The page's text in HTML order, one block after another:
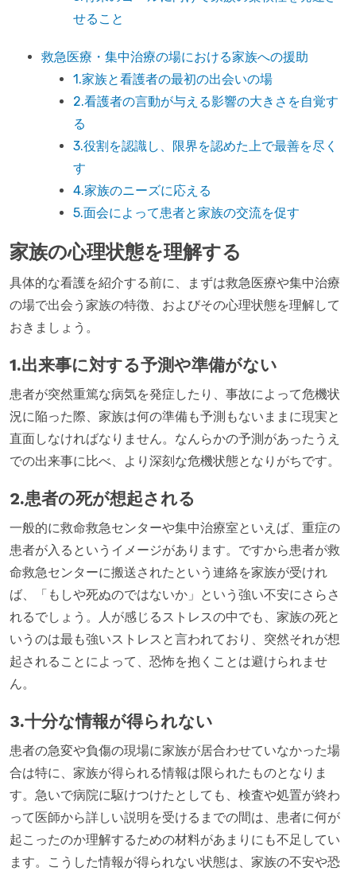
せること
救急医療・集中治療の場における家族への援助
1.家族と看護者の最初の出会いの場
2.看護者の言動が与える影響の大きさを自覚す
る
3.役割を認識し、限界を認めた上で最善を尽く
す
4.家族のニーズに応える
5.面会によって患者と家族の交流を促す
家族の心理状態を理解する
具体的な看護を紹介する前に、まずは救急医療や集中治療
の場で出会う家族の特徴、およびその心理状態を理解して
おきましょう。
1.出来事に対する予測や準備がない
患者が突然重篤な病気を発症したり、事故によって危機状
況に陥った際、家族は何の準備も予測もないままに現実と
直面しなければなりません。なんらかの予測があったうえ
での出来事に比べ、より深刻な危機状態となりがちです。
2.患者の死が想起される
一般的に救命救急センターや集中治療室といえば、重症の
患者が入るというイメージがあります。ですから患者が救
命救急センターに搬送されたという連絡を家族が受けれ
ば、「もしや死ぬのではないか」という強い不安にさらさ
れるでしょう。人が感じるストレスの中でも、家族の死と
いうのは最も強いストレスと言われており、突然それが想
起されることによって、恐怖を抱くことは避けられませ
ん。
3.十分な情報が得られない
患者の急変や負傷の現場に家族が居合わせていなかった場
合は特に、家族が得られる情報は限られたものとなりま
す。急いで病院に駆けつけたとしても、検査や処置が終わ
って医師から詳しい説明を受けるまでの間は、患者に何が
起こったのか理解するための材料があまりにも不足してい
ます。こうした情報が得られない状態は、家族の不安や恐